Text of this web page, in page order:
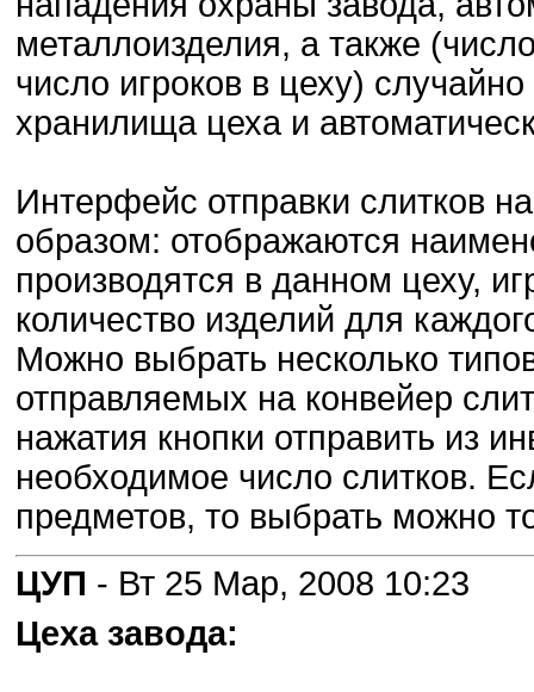
металлоизделия, а также
число игроков в цеху)
хранилища цеха и
Интерфейс отправки слитков
образом: отображаются
производятся в данном цеху,
количество изделий для
Можно выбрать несколько
отправляемых на конвейер
нажатия кнопки отправить из
необходимое число слитков.
предметов, то выбрать можно
ЦУП - Вт 25 Мар, 2008 10:23
Цеха завода: